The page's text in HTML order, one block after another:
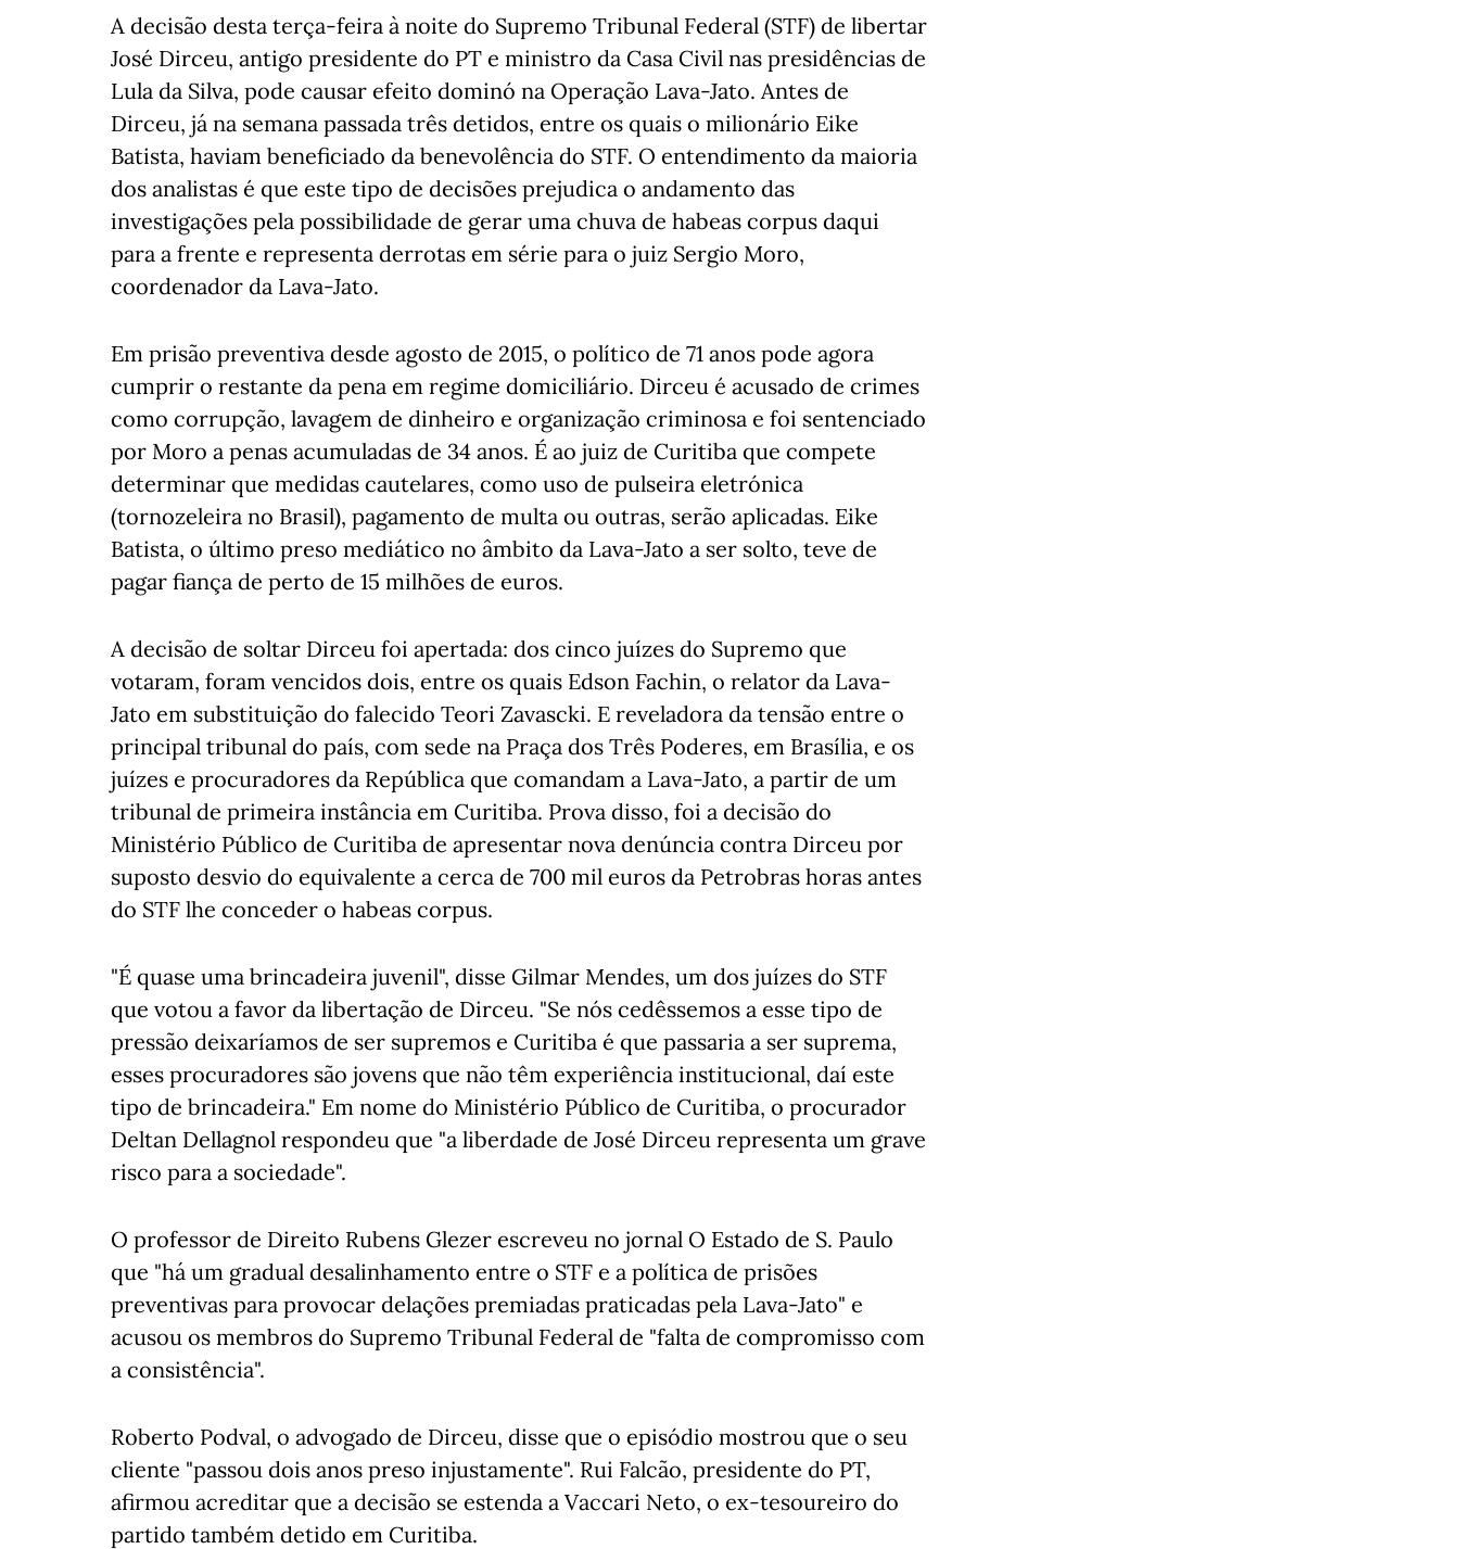
A decisão desta terça-feira à noite do Supremo Tribunal Federal (STF) de libertar
José Dirceu, antigo presidente do PT e ministro da Casa Civil nas presidências de
Lula da Silva, pode causar efeito dominó na Operação Lava-Jato. Antes de
Dirceu, já na semana passada três detidos, entre os quais o milionário Eike
Batista, haviam beneficiado da benevolência do STF. O entendimento da maioria
dos analistas é que este tipo de decisões prejudica o andamento das
investigações pela possibilidade de gerar uma chuva de habeas corpus daqui
para a frente e representa derrotas em série para o juiz Sergio Moro,
coordenador da Lava-Jato.
Em prisão preventiva desde agosto de 2015, o político de 71 anos pode agora
cumprir o restante da pena em regime domiciliário. Dirceu é acusado de crimes
como corrupção, lavagem de dinheiro e organização criminosa e foi sentenciado
por Moro a penas acumuladas de 34 anos. É ao juiz de Curitiba que compete
determinar que medidas cautelares, como uso de pulseira eletrónica
(tornozeleira no Brasil), pagamento de multa ou outras, serão aplicadas. Eike
Batista, o último preso mediático no âmbito da Lava-Jato a ser solto, teve de
pagar fiança de perto de 15 milhões de euros.
A decisão de soltar Dirceu foi apertada: dos cinco juízes do Supremo que
votaram, foram vencidos dois, entre os quais Edson Fachin, o relator da Lava-
Jato em substituição do falecido Teori Zavascki. E reveladora da tensão entre o
principal tribunal do país, com sede na Praça dos Três Poderes, em Brasília, e os
juízes e procuradores da República que comandam a Lava-Jato, a partir de um
tribunal de primeira instância em Curitiba. Prova disso, foi a decisão do
Ministério Público de Curitiba de apresentar nova denúncia contra Dirceu por
suposto desvio do equivalente a cerca de 700 mil euros da Petrobras horas antes
do STF lhe conceder o habeas corpus.
"É quase uma brincadeira juvenil", disse Gilmar Mendes, um dos juízes do STF
que votou a favor da libertação de Dirceu. "Se nós cedêssemos a esse tipo de
pressão deixaríamos de ser supremos e Curitiba é que passaria a ser suprema,
esses procuradores são jovens que não têm experiência institucional, daí este
tipo de brincadeira." Em nome do Ministério Público de Curitiba, o procurador
Deltan Dellagnol respondeu que "a liberdade de José Dirceu representa um grave
risco para a sociedade".
O professor de Direito Rubens Glezer escreveu no jornal O Estado de S. Paulo
que "há um gradual desalinhamento entre o STF e a política de prisões
preventivas para provocar delações premiadas praticadas pela Lava-Jato" e
acusou os membros do Supremo Tribunal Federal de "falta de compromisso com
a consistência".
Roberto Podval, o advogado de Dirceu, disse que o episódio mostrou que o seu
cliente "passou dois anos preso injustamente". Rui Falcão, presidente do PT,
afirmou acreditar que a decisão se estenda a Vaccari Neto, o ex-tesoureiro do
partido também detido em Curitiba.